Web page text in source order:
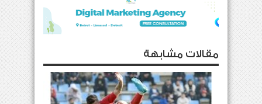
مقالات مشابهة